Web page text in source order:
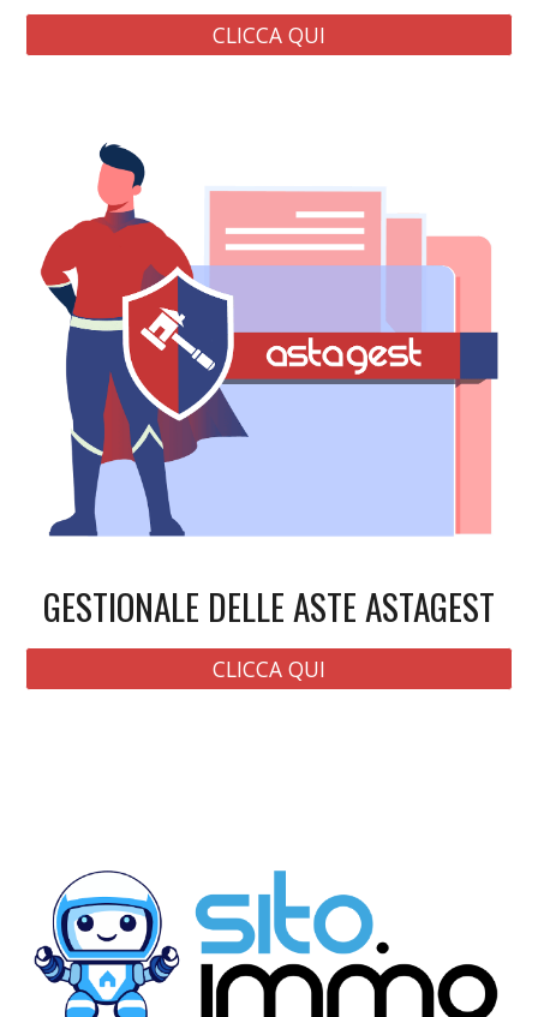
CLICCA QUI
GESTIONALE DELLE ASTE ASTAGEST
CLICCA QUI